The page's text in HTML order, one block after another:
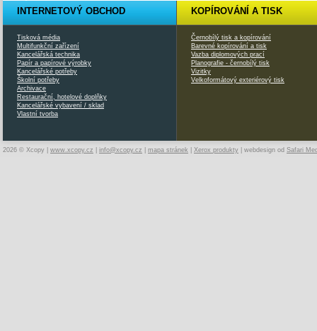
INTERNETOVÝ OBCHOD
Tisková média
Multifunkční zařízení
Kancelářská technika
Papír a papírové výrobky
Kancelářské potřeby
Školní potřeby
Archivace
Restaurační, hotelové doplňky
Kancelářské vybavení / sklad
Vlastní tvorba
KOPÍROVÁNÍ A TISK
Černobílý tisk a kopírování
Barevné kopírování a tisk
Vazba diplomových prací
Planografie - černobílý tisk
Vizitky
Velkoformátový exteriérový tisk
2026 © Xcopy | www.xcopy.cz info@xcopy.cz mapa stránek Xerox produkty | webdesign od Safari